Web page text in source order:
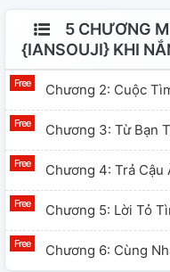
5 CHƯƠNG
{IANSOUJI} KHI
Chương 2: Cuộc
Chương 3: Từ Bạn
Chương 4: Trả Cậu
Chương 5: Lời Tỏ
Chương 6: Cùng